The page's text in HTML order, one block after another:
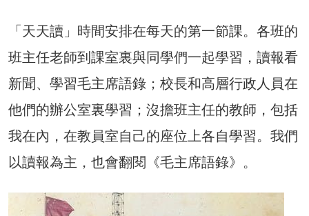
「天天讀」時間安排在每天的第一節課。各班的
班主任老師到課室裏與同學們一起學習，讀報看
新聞、學習毛主席語錄；校長和高層行政人員在
他們的辦公室裏學習；沒擔班主任的教師，包括
我在內，在教員室自己的座位上各自學習。我們
以讀報為主，也會翻閱《毛主席語錄》。